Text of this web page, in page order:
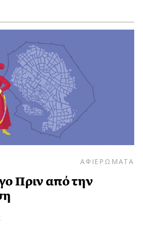
ΑΦΙΕΡΩΜΑΤΑ
Πριν από την